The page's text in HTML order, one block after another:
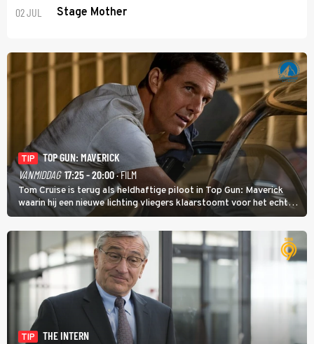
02 JUL Stage Mother
TIP
TOP GUN: MAVERICK
VANMIDDAG 17:25 - 20:00· FILM
Tom Cruise is terug als heldhaftige piloot in Top Gun: Maverick
waarin hij een nieuwe lichting vliegers klaarstoomt voor het echte
werk.
TIP
THE INTERN